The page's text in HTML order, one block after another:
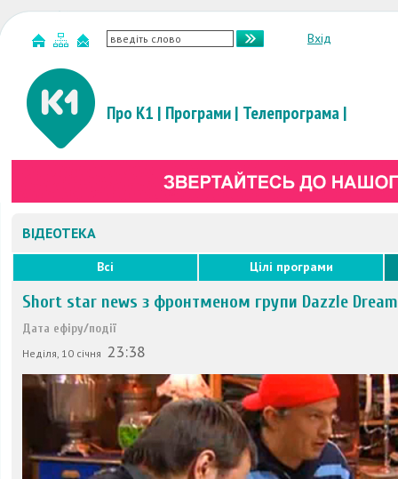
Вхід
Про К1 | Програми| Телепрограма|
ВІДЕОТЕКА
Всі Цілі програми
Short star news з фронтменом групи Dazzle
Дата ефіру/події
Неділя, 10 січня 23:38